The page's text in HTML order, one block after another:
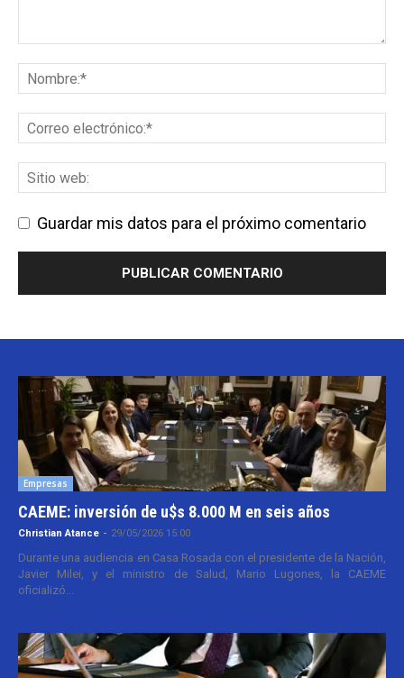
Guardar mis datos para el próximo comentario
Empresas
CAEME: inversión de u$s 8.000 M en seis años
Christian Atance - 29/05/2026 15:00
Durante una audiencia en Casa Rosada con el presidente de la Nación,
Javier Milei, y el ministro de Salud, Mario Lugones, la CAEME
oficializó...